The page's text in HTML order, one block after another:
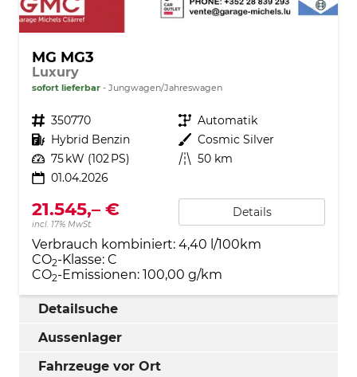
MG MG3
Luxury
sofort lieferbar Jungwagen/Jahreswagen
Fahrzeugnr. 350770 Getriebe Automatik
Kraftstoff Hybrid Benzin Außenfarbe Cosmic Silver
Leistung 75 kW (102 PS) Kilometerstand 50 km
01.04.2026
21.545,– €
incl. 17% MwSt.
Details
Verbrauch kombiniert: 4,40 l/100km
CO2-Klasse: C
CO2-Emissionen: 100,00 g/km
Detailsuche
Aussenlager
Fahrzeuge vor Ort